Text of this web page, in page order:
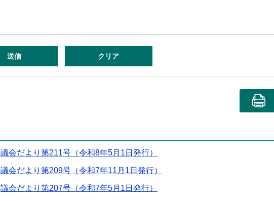
議会だより第211号（令和8年5月1日発行）
議会だより第209号（令和7年11月1日発行）
議会だより第207号（令和7年5月1日発行）